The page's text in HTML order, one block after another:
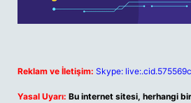
Reklam ve İletişim: Skype:
Yasal Uyarı: Bu internet sitesi, herhangi